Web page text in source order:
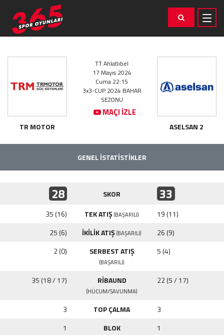
TR MOTOR
TT Ahlatlıbel
17 Mayıs 2024
Cuma 22:15
3x3-CUP 2024 BAHAR
SEZONU
MAÇI İZLE
ASELSAN 2
GENEL İSTATİSTİKLER
28 SKOR 33
35 (16) TEK ATIŞ(BAŞARILI)
19 (11)
25 (6)
İKİLİK ATIŞ(BAŞARILI)
26 (9)
2 (0)
SERBEST ATIŞ
(BAŞARILI)
5 (4)
35 (18 / 17) RİBAUND
(HÜCUM/SAVUNMA)
22 (5 / 17)
3 TOP ÇALMA
3
1
BLOK 1